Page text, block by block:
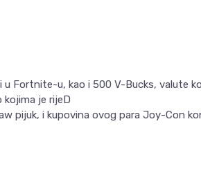
Fortnite-u, kao i 500 V-Bucks, valute
je rijeD
pijuk, i kupovina ovog para Joy-Con